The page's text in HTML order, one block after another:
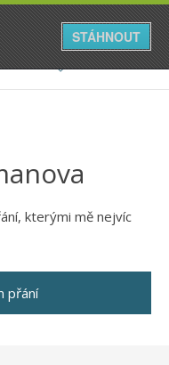
STÁHNOUT
kterými mě nejvíc
přání